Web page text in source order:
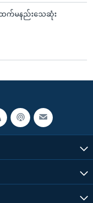
ထက်မနည်းသေဆုံး